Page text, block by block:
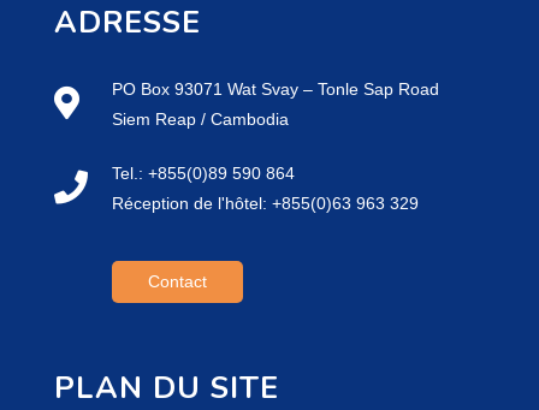
ADRESSE
PO Box 93071 Wat Svay – Tonle Sap Road
Siem Reap / Cambodia
Tel.: +855(0)89 590 864
Réception de l'hôtel: +855(0)63 963 329
Contact
PLAN DU SITE